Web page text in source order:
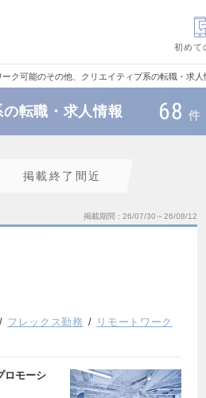
初めて
ーク可能のその他、クリエイティブ系の転職・求人
転職・求人情報 68 件
掲載終了間近
掲載期間 26/07/30～26/08/12
フレックス勤務
リモートワーク
ロモーシ